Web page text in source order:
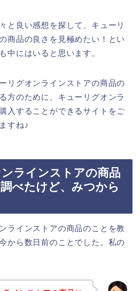
と良い感想を探して、キューリ
商品の良さを見極めたい！とい
中にはいると思います。
リグオンラインストアの商品の
方のために、キューリグオンラ
入することができるサイトをご
すね♪
ラインストアの商品
べたけど、みつから
ラインストアの商品のことを教
から数日前のことでした。私の